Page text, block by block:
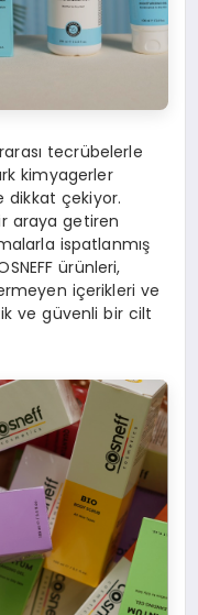
tecrübelerle
kimyagerler
dikkat çekiyor.
araya getiren
ispatlanmış
ürünleri,
içerikleri ve
ve güvenli bir cilt